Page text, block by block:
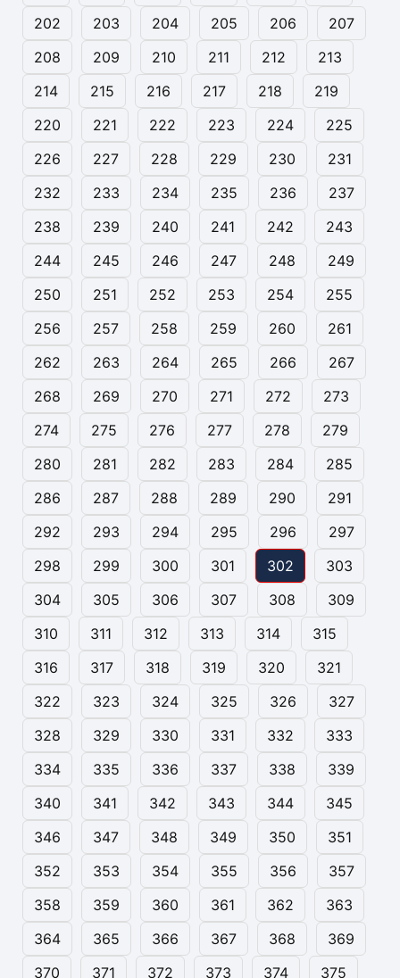
202
203 204 205 206
207
208
209 210 211 212
213
214
215 216 217 218
219
220
221 222 223 224
225
226
227 228 229 230
231
232
233 234 235 236
237
238
239 240 241 242
243
244
245 246 247 248
249
250
251 252 253 254
255
256
257 258 259 260
261
262
263 264 265 266
267
268
269 270 271 272
273
274
275 276 277 278
279
280
281 282 283 284
285
286
287 288 289 290
291
292
293 294 295 296
297
298
299 300 301 302
303
304
305 306 307 308
309
310
311 312 313 314
315
316
317 318 319 320
321
322
323 324 325 326
327
328
329 330 331 332
333
334
335 336 337 338
339
340
341 342 343 344
345
346
347 348 349 350
351
352
353 354 355 356
357
358
359 360 361 362
363
364
365 366 367 368
369
370
371 372 373 374 375